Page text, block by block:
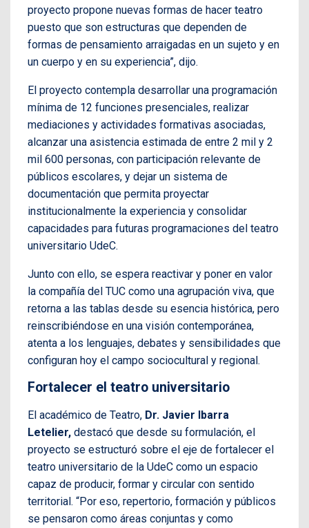
proyecto propone nuevas formas de hacer teatro
puesto que son estructuras que dependen de
formas de pensamiento arraigadas en un sujeto y en
un cuerpo y en su experiencia”, dijo.
El proyecto contempla desarrollar una programación
mínima de 12 funciones presenciales, realizar
mediaciones y actividades formativas asociadas,
alcanzar una asistencia estimada de entre 2 mil y 2
mil 600 personas, con participación relevante de
públicos escolares, y dejar un sistema de
documentación que permita proyectar
institucionalmente la experiencia y consolidar
capacidades para futuras programaciones del teatro
universitario UdeC.
Junto con ello, se espera reactivar y poner en valor
la compañía del TUC como una agrupación viva, que
retorna a las tablas desde su esencia histórica, pero
reinscribiéndose en una visión contemporánea,
atenta a los lenguajes, debates y sensibilidades que
configuran hoy el campo sociocultural y regional.
Fortalecer el teatro universitario
El académico de Teatro, Dr. Javier Ibarra
Letelier, destacó que desde su formulación, el
proyecto se estructuró sobre el eje de fortalecer el
teatro universitario de la UdeC como un espacio
capaz de producir, formar y circular con sentido
territorial. “Por eso, repertorio, formación y públicos
se pensaron como áreas conjuntas y como